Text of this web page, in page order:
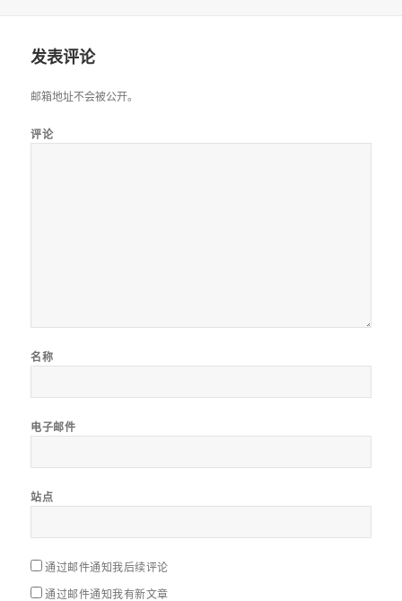
发表评论
邮箱地址不会被公开。
评论
名称
电子邮件
站点
通过邮件通知我后续评论
通过邮件通知我有新文章